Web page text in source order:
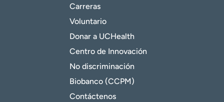
Carreras
Voluntario
Donar a UCHealth
Centro de Innovación
No discriminación
Biobanco (CCPM)
Contáctenos